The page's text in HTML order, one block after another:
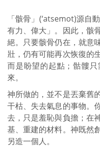
「骸骨」(‘atsemot)源自
有力、偉大」。因此，骸
絕。只要骸骨仍在，就意
壯，仍有可能再次恢復的
而是盼望的起點；骷髏
來。
神所做的，並不是丟棄舊
干枯、失去氣息的事物。
去，只是羞恥與負擔；在
基、重建的材料。神既然
另造一個人。